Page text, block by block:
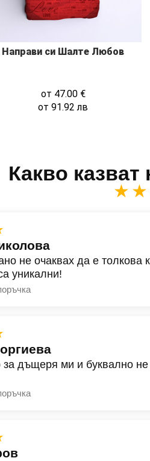
Направи си Шалте Любов
от 47.00 €
от91.92лв
Какво
не очаквах да е
уникални!
за дъщеря ми и буквално